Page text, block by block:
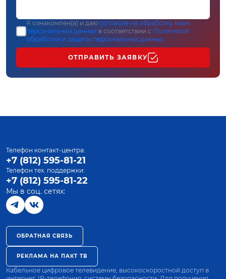
Я ознакомлен(а) и даю согласие на обработку моих
персональных данных в соответствии с Политикой
обработки и защиты персональных данных
ОТПРАВИТЬ ЗАЯВКУ
Телефон контакт-центра:
+7 (812) 595-81-21
Телефон тех. поддержки:
+7 (812) 595-81-22
Мы в соц. сетях:
ОБРАТНАЯ СВЯЗЬ
РЕКЛАМА НА ПАКТ ТВ
Кабельное цифровое телевидение, высокоскоростной доступ в